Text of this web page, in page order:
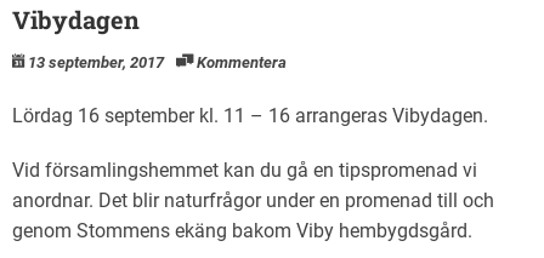
Vibydagen
13 september, 2017 Kommentera
Lördag 16 september kl. 11 – 16 arrangeras Vibydagen.
Vid församlingshemmet kan du gå en tipspromenad vi
anordnar. Det blir naturfrågor under en promenad till och
genom Stommens ekäng bakom Viby hembygdsgård.